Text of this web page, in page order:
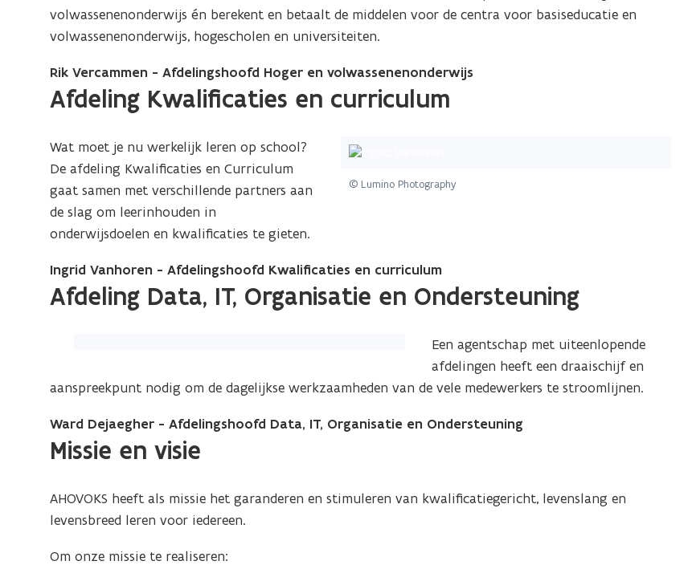
volwassenenonderwijs én berekent en betaalt de middelen voor de centra voor basiseducatie en
volwassenenonderwijs, hogescholen en universiteiten.
Rik Vercammen - Afdelingshoofd Hoger en volwassenenonderwijs
Afdeling Kwalificaties en curriculum
© Lumino Photography
Wat moet je nu werkelijk leren op school?
De afdeling Kwalificaties en Curriculum
gaat samen met verschillende partners aan
de slag om leerinhouden in
onderwijsdoelen en kwalificaties te gieten.
Ingrid Vanhoren - Afdelingshoofd Kwalificaties en curriculum
Afdeling Data, IT, Organisatie en Ondersteuning
Een agentschap met uiteenlopende
afdelingen heeft een draaischijf en
aanspreekpunt nodig om de dagelijkse werkzaamheden van de vele medewerkers te stroomlijnen.
Ward Dejaegher - Afdelingshoofd Data, IT, Organisatie en Ondersteuning
Missie en visie
AHOVOKS heeft als missie het garanderen en stimuleren van kwalificatiegericht, levenslang en
levensbreed leren voor iedereen.
Om onze missie te realiseren: